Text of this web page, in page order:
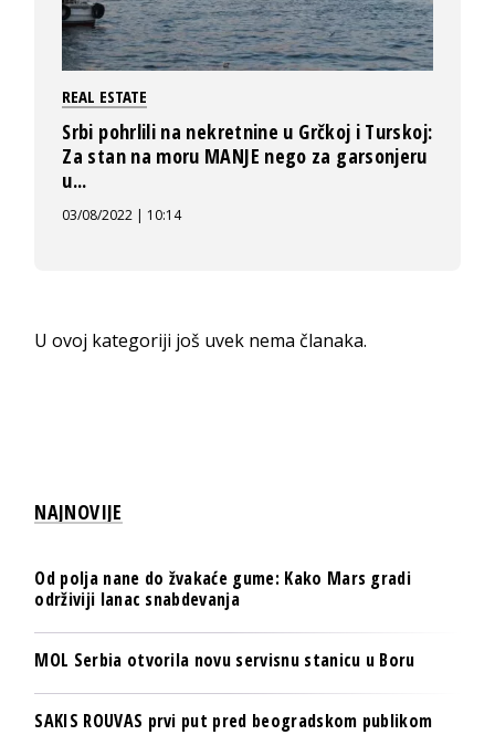
REAL ESTATE
Srbi pohrlili na nekretnine u Grčkoj i Turskoj:
Za stan na moru MANJE nego za garsonjeru
u...
03/08/2022 | 10:14
U ovoj kategoriji još uvek nema članaka.
NAJNOVIJE
Od polja nane do žvakaće gume: Kako Mars gradi
održiviji lanac snabdevanja
MOL Serbia otvorila novu servisnu stanicu u Boru
SAKIS ROUVAS prvi put pred beogradskom publikom